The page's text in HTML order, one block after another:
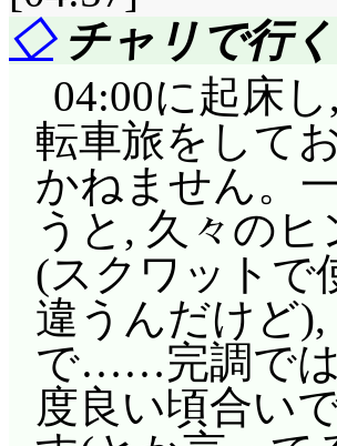
と。「遭難!?
残念だが唯な
こって, 緊張
イかもしれな
トられたんじ
デザートもお
対に嫌がると
ません。で,
所を把握しま
◇チャリで行
04:00に起床
転車旅をして
かねません。
うと, 久々の
(スクワットで
違うんだけど
で……完調では
度良い頃合い